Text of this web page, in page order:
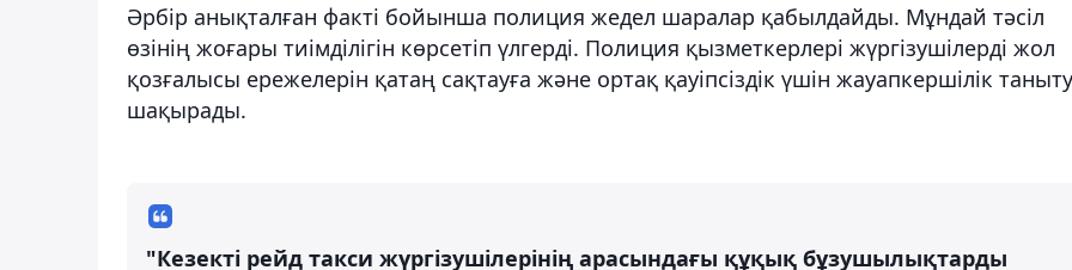
Әрбір анықталған факті бойынша полиция жедел шаралар қабылдайды. Мұндай тәсіл
өзінің жоғары тиімділігін көрсетіп үлгерді. Полиция қызметкерлері жүргізушілерді жол
қозғалысы ережелерін қатаң сақтауға және ортақ қауіпсіздік үшін жауапкершілік
шақырады.
"Кезекті рейд такси жүргізушілерінің арасындағы құқық бұзушылықтарды